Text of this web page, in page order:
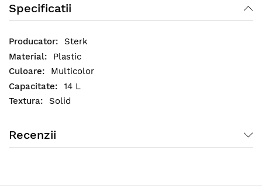
dimensiune medie, usor de folosit multumita
capacului cu usa care se balanseaza (batanta),
facilitand aruncarea comoda a resturilor menajere
Specificatii
Sterk
Plastic
Multicolor
14 L
Solid
Recenzii